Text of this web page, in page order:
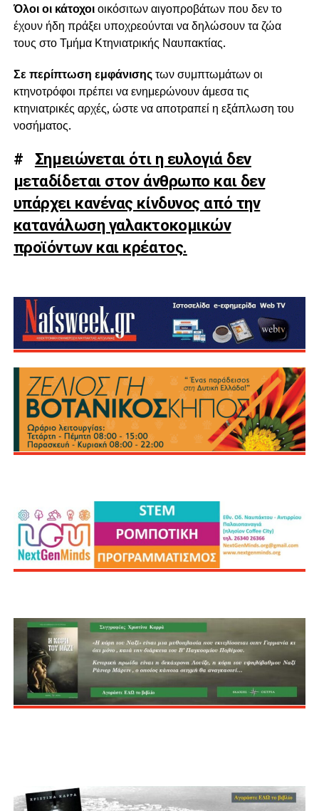
Όλοι οι κάτοχοιοικόσιτων αιγοπροβάτων που δεν το
έχουν ήδη πράξει υποχρεούνται να δηλώσουν τα ζώα
τους στο Τμήμα Κτηνιατρικής Ναυπακτίας.
Σε περίπτωση εμφάνισηςτων συμπτωμάτων οι
κτηνοτρόφοι πρέπει να ενημερώνουν άμεσα τις
κτηνιατρικές αρχές, ώστε να αποτραπεί η εξάπλωση του
νοσήματος.
# Σημειώνεται ότι η ευλογιά δεν
μεταδίδεται στον άνθρωπο και δεν
υπάρχει κανένας κίνδυνος από την
κατανάλωση γαλακτοκομικών
προϊόντων και κρέατος.